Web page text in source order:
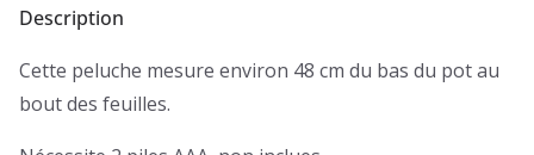
Description
Cette peluche mesure environ 48 cm du bas du pot au
bout des feuilles.